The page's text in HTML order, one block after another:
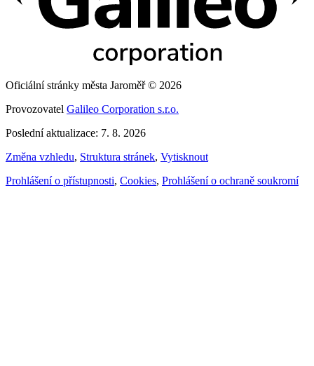
Oficiální stránky města Jaroměř © 2026
Provozovatel Galileo Corporation s.r.o.
Poslední aktualizace: 7. 8. 2026
Změna vzhledu, Struktura stránek, Vytisknout
Prohlášení o přístupnosti, Cookies, Prohlášení o ochraně soukromí